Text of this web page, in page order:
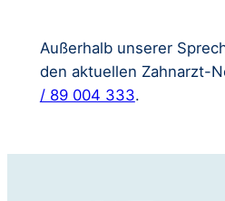
Außerhalb unserer
den aktuellen Zahnarzt-
/ 89 004 333.